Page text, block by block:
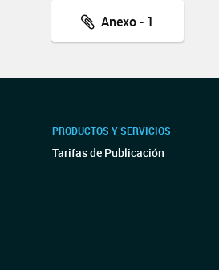
Anexo - 1
PRODUCTOS Y SERVICIOS
Tarifas de Publicación